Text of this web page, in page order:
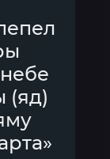
(яд)